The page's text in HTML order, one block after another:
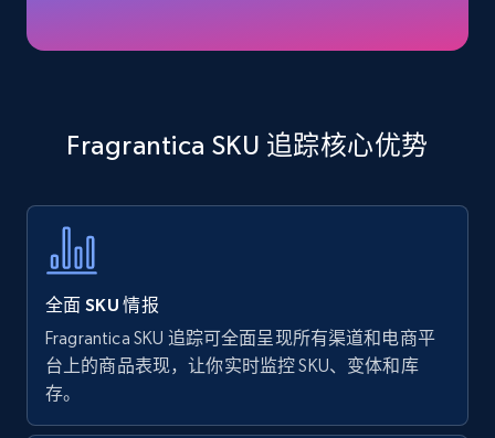
35.3K+ 5.7K+ 立即开始
Amazon products - find products by using
price, Currency, Availability, Reviews count, and
more.
5.7K+ 立即开始
Amazon Reviews
Fragrantica SKU 追踪核心优势
全面 SKU 情报
Fragrantica SKU 追踪可全面呈现所有渠道和电商平
台上的商品表现，让你实时监控 SKU、变体和库
存。